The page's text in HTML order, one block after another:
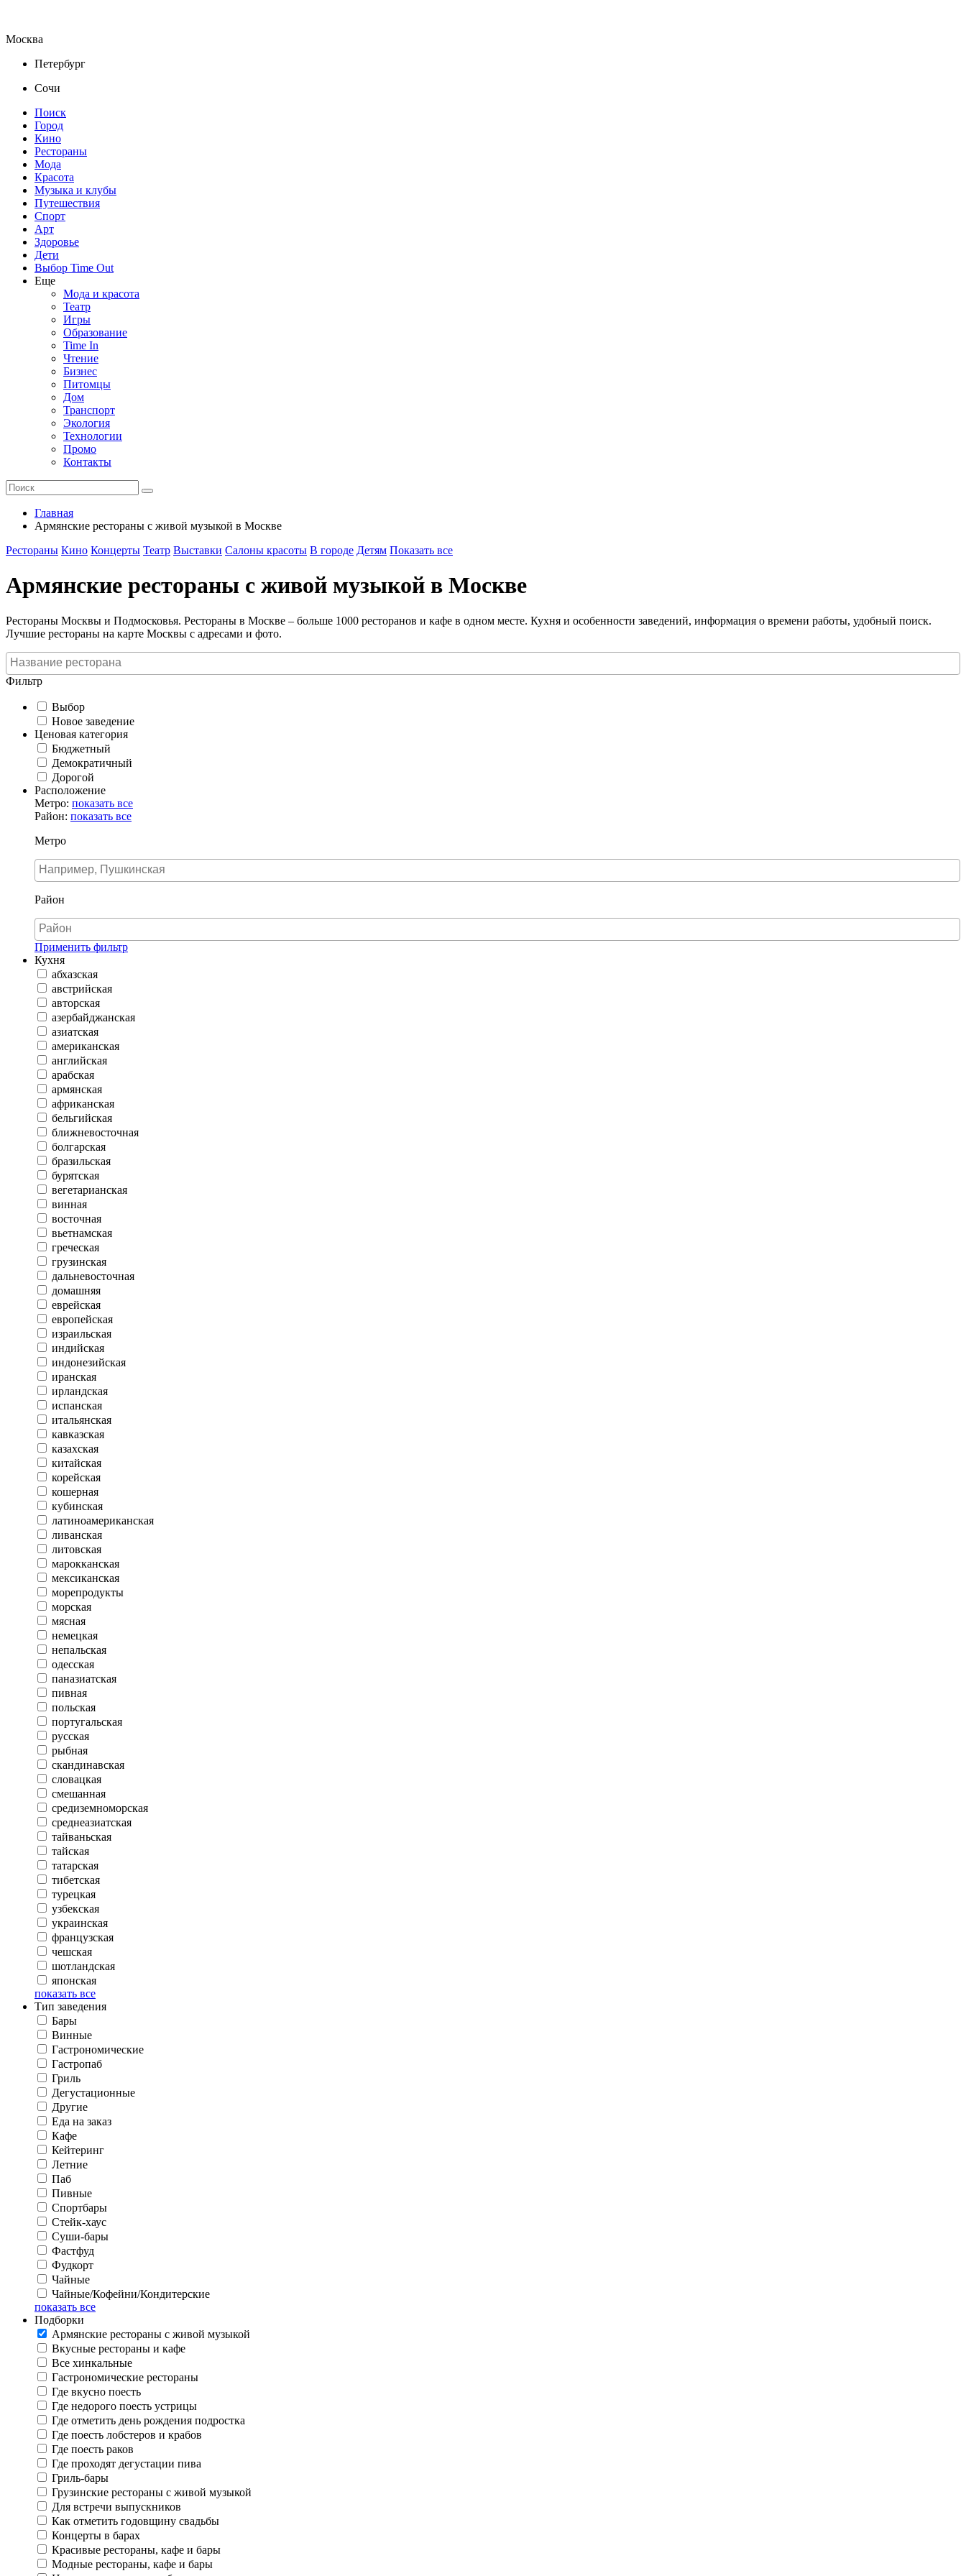
Москва
Петербург
Сочи
Поиск
Город
Кино
Рестораны
Мода
Красота
Музыка и клубы
Путешествия
Спорт
Арт
Здоровье
Дети
Выбор Time Out
Еще
Мода и красота
Театр
Игры
Образование
Time In
Чтение
Бизнес
Питомцы
Дом
Транспорт
Экология
Технологии
Промо
Контакты
Главная
Армянские рестораны с живой музыкой в Москве
Рестораны Кино Концерты Театр Выставки Салоны красоты В городе Детям Показать все
Армянские рестораны с живой музыкой в Москве
Рестораны Москвы и Подмосковья. Рестораны в Москве – больше 1000 ресторанов и кафе в одном месте. Кухня и особенности заведений, информация о времени работы, удобный поиск.
Лучшие рестораны на карте Москвы с адресами и фото.
Фильтр
Выбор
Новое заведение
Ценовая категория
Бюджетный
Демократичный
Дорогой
Расположение
Метро: показать все
Район: показать все
Метро
Район
Применить фильтр
Кухня
абхазская
австрийская
авторская
азербайджанская
азиатская
американская
английская
арабская
армянская
африканская
бельгийская
ближневосточная
болгарская
бразильская
бурятская
вегетарианская
винная
восточная
вьетнамская
греческая
грузинская
дальневосточная
домашняя
еврейская
европейская
израильская
индийская
индонезийская
иранская
ирландская
испанская
итальянская
кавказская
казахская
китайская
корейская
кошерная
кубинская
латиноамериканская
ливанская
литовская
марокканская
мексиканская
морепродукты
морская
мясная
немецкая
непальская
одесская
паназиатская
пивная
польская
португальская
русская
рыбная
скандинавская
словацкая
смешанная
средиземноморская
среднеазиатская
тайваньская
тайская
татарская
тибетская
турецкая
узбекская
украинская
французская
чешская
шотландская
японская
показать все
Тип заведения
Бары
Винные
Гастрономические
Гастропаб
Гриль
Дегустационные
Другие
Еда на заказ
Кафе
Кейтеринг
Летние
Паб
Пивные
Спортбары
Стейк-хаус
Суши-бары
Фастфуд
Фудкорт
Чайные
Чайные/Кофейни/Кондитерские
показать все
Подборки
Армянские рестораны с живой музыкой
Вкусные рестораны и кафе
Все хинкальные
Гастрономические рестораны
Где вкусно поесть
Где недорого поесть устрицы
Где отметить день рождения подростка
Где поесть лобстеров и крабов
Где поесть раков
Где проходят дегустации пива
Гриль-бары
Грузинские рестораны с живой музыкой
Для встречи выпускников
Как отметить годовщину свадьбы
Концерты в барах
Красивые рестораны, кафе и бары
Модные рестораны, кафе и бары